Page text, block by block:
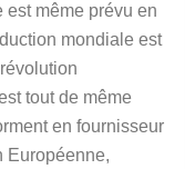
même prévu en
mondiale est
tout de même
en fournisseur
Européenne,